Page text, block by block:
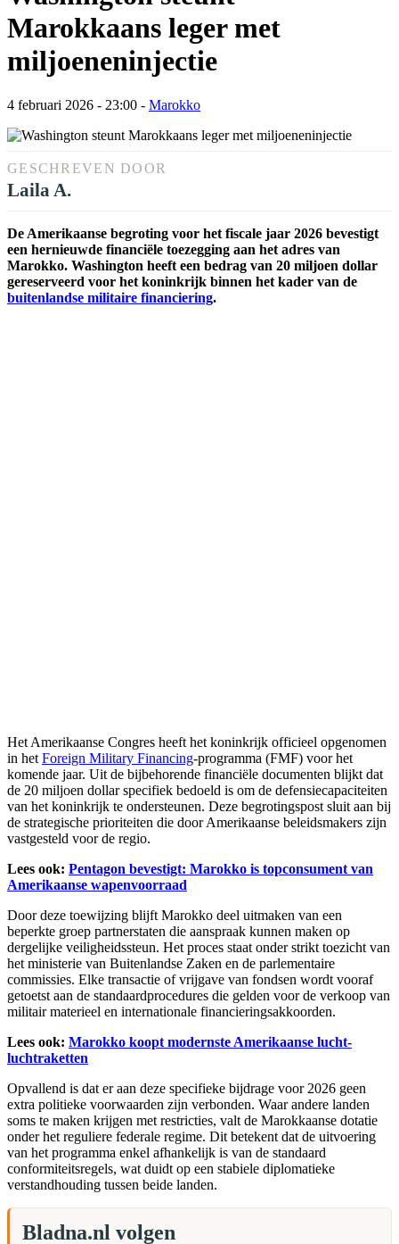
Marokkaans leger met
miljoeneninjectie
4 februari 2026 - 23:00 - Marokko
GESCHREVEN DOOR
Laila A.
De Amerikaanse begroting voor het fiscale jaar 2026 bevestigt
een hernieuwde financiële toezegging aan het adres van
Marokko. Washington heeft een bedrag van 20 miljoen dollar
gereserveerd voor het koninkrijk binnen het kader van de
buitenlandse militaire financiering.
Het Amerikaanse Congres heeft het koninkrijk officieel opgenomen
in het Foreign Military Financing-programma (FMF) voor het
komende jaar. Uit de bijbehorende financiële documenten blijkt dat
de 20 miljoen dollar specifiek bedoeld is om de defensiecapaciteiten
van het koninkrijk te ondersteunen. Deze begrotingspost sluit aan bij
de strategische prioriteiten die door Amerikaanse beleidsmakers zijn
vastgesteld voor de regio.
Lees ook: Pentagon bevestigt: Marokko is topconsument van
Amerikaanse wapenvoorraad
Door deze toewijzing blijft Marokko deel uitmaken van een
beperkte groep partnerstaten die aanspraak kunnen maken op
dergelijke veiligheidssteun. Het proces staat onder strikt toezicht van
het ministerie van Buitenlandse Zaken en de parlementaire
commissies. Elke transactie of vrijgave van fondsen wordt vooraf
getoetst aan de standaardprocedures die gelden voor de verkoop van
militair materieel en internationale financieringsakkoorden.
Lees ook: Marokko koopt modernste Amerikaanse lucht-
luchtraketten
Opvallend is dat er aan deze specifieke bijdrage voor 2026 geen
extra politieke voorwaarden zijn verbonden. Waar andere landen
soms te maken krijgen met restricties, valt de Marokkaanse dotatie
onder het reguliere federale regime. Dit betekent dat de uitvoering
van het programma enkel afhankelijk is van de standaard
conformiteitsregels, wat duidt op een stabiele diplomatieke
verstandhouding tussen beide landen.
Bladna.nl volgen